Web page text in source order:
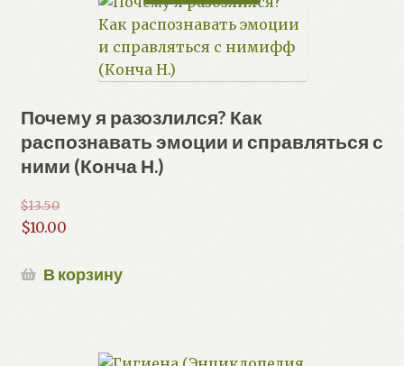
Почему я разозлился? Как
распознавать эмоции и справляться с
ними (Конча Н.)
$13.50
Первоначальная
составляла
$10.00
цена:В корзину